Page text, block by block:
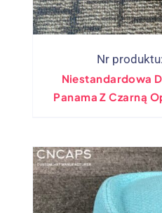
Nr
Niestandardowa
Panama Z Czarną